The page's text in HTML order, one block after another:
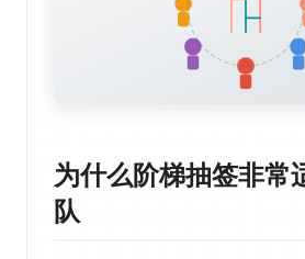
为什么阶梯抽签非常
队